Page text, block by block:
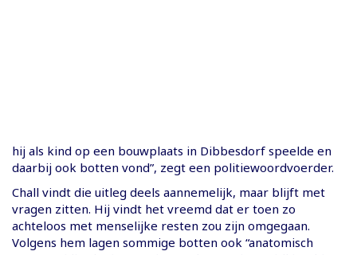
hij als kind op een bouwplaats in Dibbesdorf speelde en
daarbij ook botten vond”, zegt een politiewoordvoerder.
Chall vindt die uitleg deels aannemelijk, maar blijft met
vragen zitten. Hij vindt het vreemd dat er toen zo
achteloos met menselijke resten zou zijn omgegaan.
Volgens hem lagen sommige botten ook “anatomisch